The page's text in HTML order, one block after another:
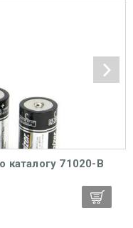
каталогу 71020-B